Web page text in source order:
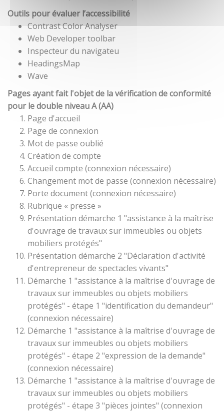
Outils pour évaluer l’accessibilité
Contrast Color Analyser
Web Developer toolbar
Inspecteur du navigateu
HeadingsMap
Wave
Pages ayant fait l'objet de la vérification de conformité
pour le double niveau A (AA)
Page d'accueil
Page de connexion
Mot de passe oublié
Création de compte
Accueil compte (connexion nécessaire)
Changement mot de passe (connexion nécessaire)
Porte document (connexion nécessaire)
Rubrique « presse »
Présentation démarche 1 "assistance à la maîtrise
d'ouvrage de travaux sur immeubles ou objets
mobiliers protégés"
Présentation démarche 2 "Déclaration d'activité
d'entrepreneur de spectacles vivants"
Démarche 1 "assistance à la maîtrise d'ouvrage de
travaux sur immeubles ou objets mobiliers
protégés" - étape 1 "identification du demandeur"
(connexion nécessaire)
Démarche 1 "assistance à la maîtrise d'ouvrage de
travaux sur immeubles ou objets mobiliers
protégés" - étape 2 "expression de la demande"
(connexion nécessaire)
Démarche 1 "assistance à la maîtrise d'ouvrage de
travaux sur immeubles ou objets mobiliers
protégés" - étape 3 "pièces jointes" (connexion